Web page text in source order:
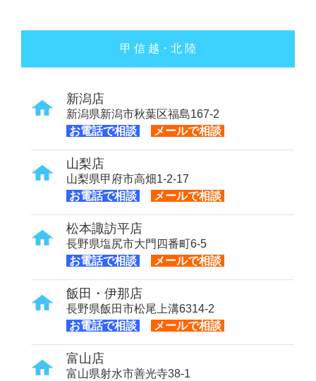
甲 信 越・北 陸
新潟店
新潟県新潟市秋葉区福島167-2
お電話で相談
メールで相談
山梨店
山梨県甲府市高畑1-2-17
お電話で相談
メールで相談
松本諏訪平店
長野県塩尻市大門四番町6-5
お電話で相談
メールで相談
飯田・伊那店
長野県飯田市松尾上溝6314-2
お電話で相談
メールで相談
富山店
富山県射水市善光寺38-1